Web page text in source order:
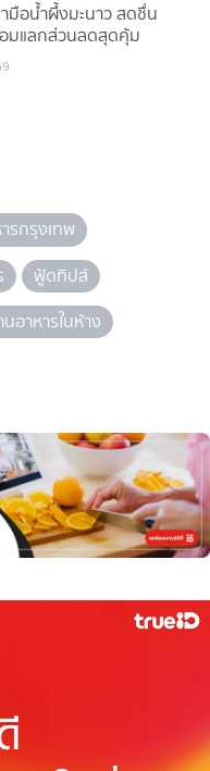
มือน้ำผึ้งมะนาว สดชื่น
มแลกส่วนลดสุดคุ้ม
รกรุงเทพ
ฟู้ดทิปส์
นอาหารในห้าง